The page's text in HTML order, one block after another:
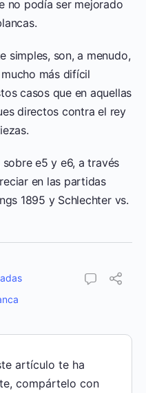
no podía ser mejorado
simples, son, a menudo,
más difícil
casos que en aquellas
directos contra el rey
e5 y e6, a través
en las partidas
1895 y Schlechter vs.
artículo te ha
compártelo con